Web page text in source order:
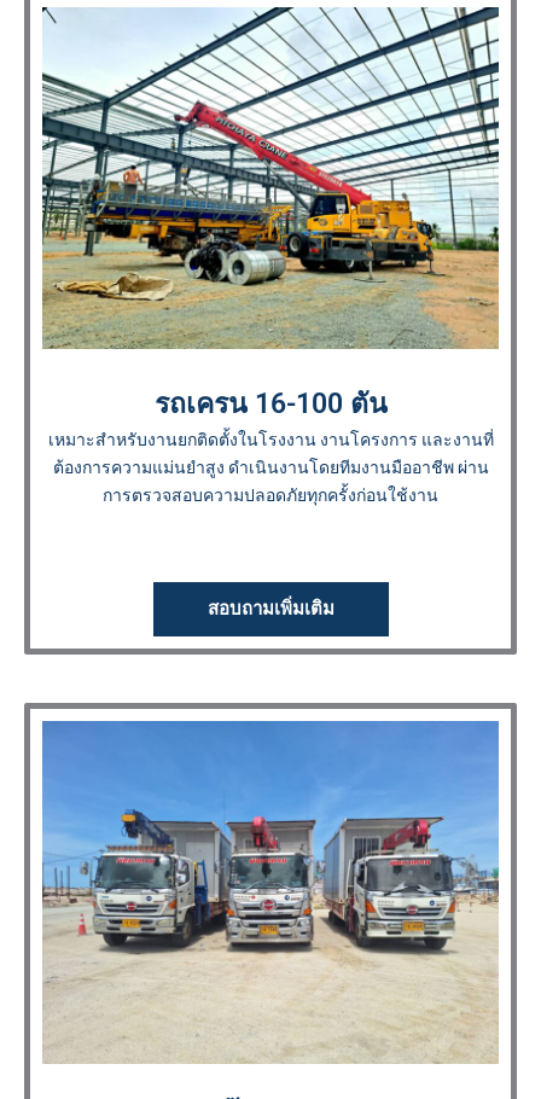
รถเครน 16-100 ตัน
เหมาะสำหรับงานยกติดตั้งในโรงงาน งานโครงการ และงานที่
ต้องการความแม่นยำสูง ดำเนินงานโดยทีมงานมืออาชีพ ผ่าน
การตรวจสอบความปลอดภัยทุกครั้งก่อนใช้งาน
สอบถามเพิ่มเติม